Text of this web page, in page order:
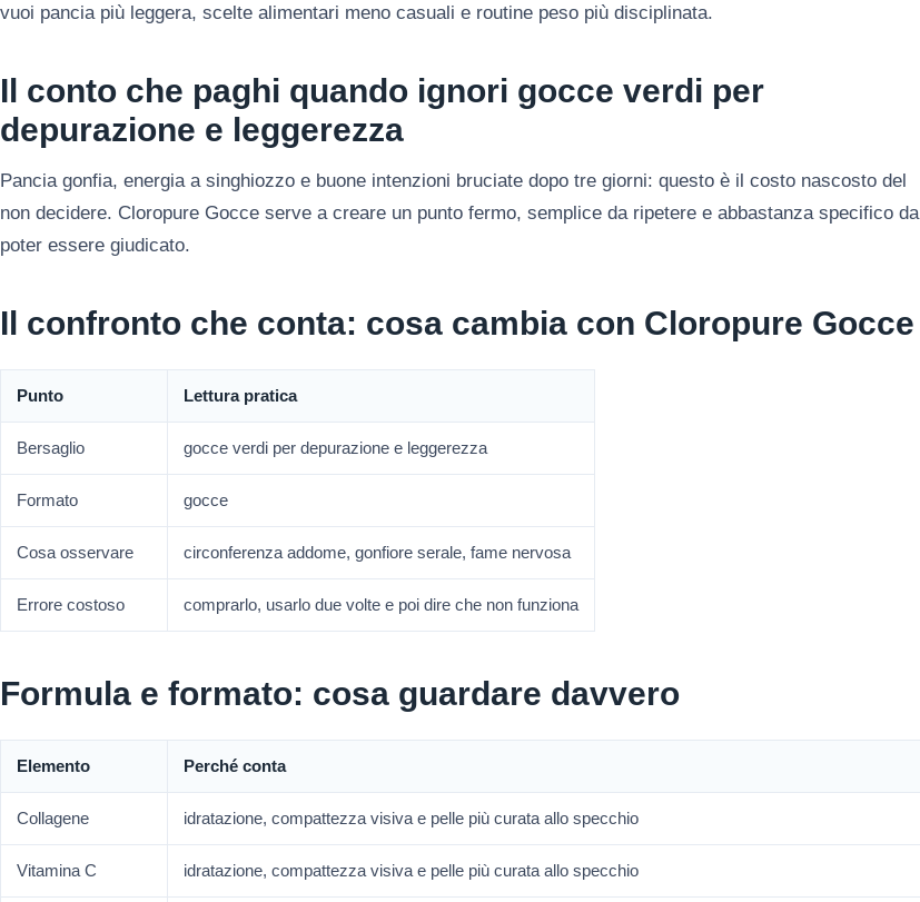
vuoi pancia più leggera, scelte alimentari meno casuali e routine peso più disciplinata.
Il conto che paghi quando ignori gocce verdi per
depurazione e leggerezza
Pancia gonfia, energia a singhiozzo e buone intenzioni bruciate dopo tre giorni: questo è il costo nascosto del
non decidere. Cloropure Gocce serve a creare un punto fermo, semplice da ripetere e abbastanza specifico da
poter essere giudicato.
Il confronto che conta: cosa cambia con Cloropure Gocce
Punto Lettura pratica
Bersaglio gocce verdi per depurazione e leggerezza
Formato gocce
Cosa osservare circonferenza addome, gonfiore serale, fame nervosa
Errore costoso comprarlo, usarlo due volte e poi dire che non funziona
Formula e formato: cosa guardare davvero
Elemento Perché conta
Collagene idratazione, compattezza visiva e pelle più curata allo specchio
Vitamina C idratazione, compattezza visiva e pelle più curata allo specchio